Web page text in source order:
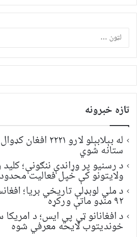
تازه خبرونه
له بېلابېلو لارو
ستانه شوي
د رسنیو پر وړاندې ننګونې؛
ولایتونو کې خپل فعالیت
د ملي لوبډلې تاریخي بریا؛
۹۲ منډو ماتې ورکړه
د افغانانو ټي پي ایس؛ د
خونديتوب لایحه معرفي شوه